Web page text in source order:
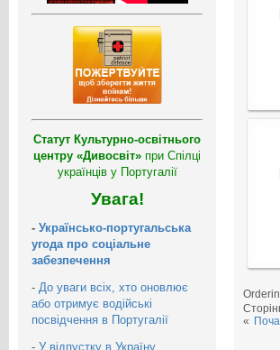
Статут Культурно-освітнього
центру «Дивосвіт» при Спілці
українців у Португалії
Увага!
- Українсько-португальська
угода про соціальне
забезпечення
- До уваги всіх, хто оновлює
або отримує водійські
посвідчення в Португалії
- У відпустку в Україну
«